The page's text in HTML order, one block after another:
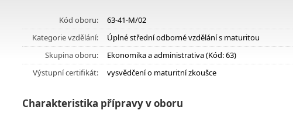
Kód oboru:
63-41-M/02
Kategorie vzdělání:
Úplné střední odborné vzdělání s maturitou
Skupina oboru:
Ekonomika a administrativa (Kód: 63)
Výstupní certifikát:
vysvědčení o maturitní zkoušce
Charakteristika přípravy v oboru